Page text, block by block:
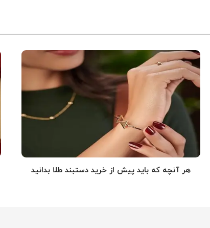
هر آنچه که باید پیش از خرید دستبند طلا بدانید